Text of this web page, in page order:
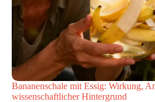
Bananenschale mit Essig: Wirkung,
wissenschaftlicher Hintergrund